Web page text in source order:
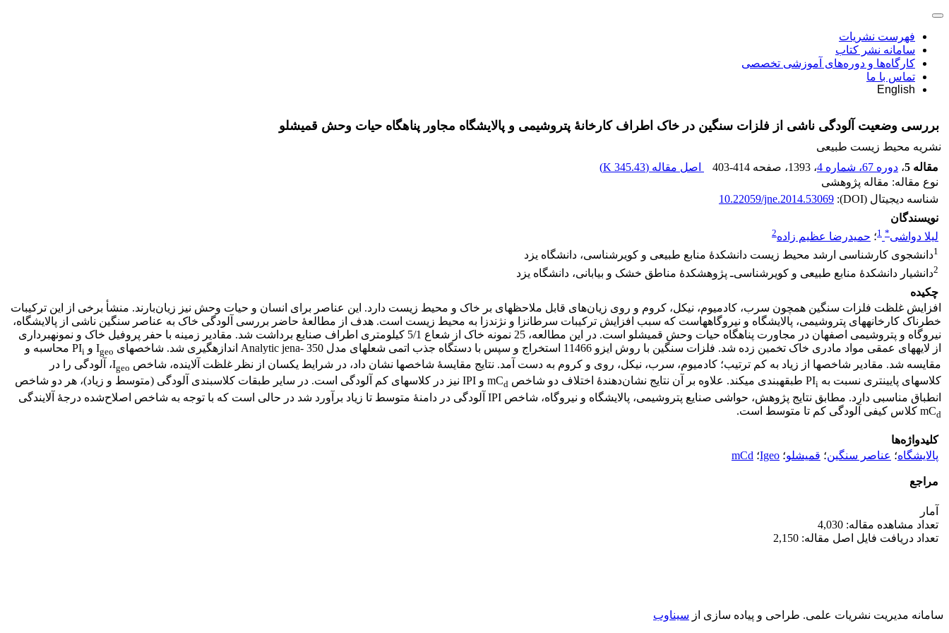
فهرست نشریات
سامانه نشر کتاب
کارگاه‌ها و دوره‌های آموزشی تخصصی
تماس با ما
English
بررسی وضعیت آلودگی ناشی از فلزات سنگین در خاک اطراف کارخانۀ پتروشیمی و پالایشگاه مجاور پناهگاه حیات وحش قمیشلو
نشریه محیط زیست طبیعی
مقاله 5
، دوره 67، شماره 4 ، 1393 ، صفحه 403-414 اصل مقاله (345.43 K
)
نوع مقاله: مقاله پژوهشی
شناسه دیجیتال (DOI):
10.22059/jne.2014.53069
نویسندگان
لیلا دواشی*
1؛ حمیدرضا عظیم زاده2
1دانشجوی کارشناسی ارشد محیط زیست دانشکدۀ منابع طبیعی و کویرشناسی، دانشگاه یزد
2دانشیار دانشکدۀ منابع طبیعی و کویرشناسی‌ـ پژوهشکدۀ مناطق خشک و بیابانی، دانشگاه یزد
چکیده
افزایش غلظت فلزات سنگین همچون سرب، کادمیوم، نیکل، کروم و روی زیان‌های قابل ملاحظه‏ای بر خاک و محیط زیست دارد. این عناصر برای انسان و حیات وحش نیز زیان‌بارند. منشأ برخی از این ترکیبات
خطرناک کارخانه‏های پتروشیمی، پالایشگاه و نیروگاه‏هاست که سبب افزایش ترکیبات سرطان‏زا و نژندزا به محیط زیست است. هدف از مطالعۀ حاضر بررسی آلودگی خاک به عناصر سنگین ناشی از پالایشگاه،
نیروگاه و پتروشیمی اصفهان در مجاورت پناهگاه حیات وحش قمیشلو است. در این مطالعه، 25 نمونه خاک از شعاع 5/1 کیلومتری اطراف صنایع برداشت شد. مقادیر زمینه با حفر پروفیل خاک و نمونه‏‏برداری
از لایه‏های عمقی مواد مادری خاک تخمین زده شد. فلزات سنگین با روش ایزو 11466 استخراج و سپس با دستگاه جذب اتمی شعله‏ای مدل Analytic jena- 350 اندازه‏گیری شد. شاخص‏های I
geo و PI i
محاسبه و
مقایسه شد. مقادیر شاخص‏ها از زیاد به کم ترتیب؛ کادمیوم، سرب، نیکل، روی و کروم به دست آمد. نتایج مقایسۀ شاخص‏ها نشان داد، در شرایط یکسان از نظر غلظت آلاینده، شاخص I geo ، آلودگی را در
کلاس‏های پایین‏تری نسبت به PI i طبقه‏بندی می‏کند. علاوه بر آن نتایج نشان‌دهندۀ اختلاف دو شاخص mC d
و IPI نیز در کلاس‏های کم آلودگی است. در سایر طبقات کلاس‏بندی آلودگی (متوسط و زیاد)، هر دو شاخص
انطباق مناسبی دارد. مطابق نتایج پژوهش، حواشی صنایع پتروشیمی، پالایشگاه و نیروگاه، شاخص IPI آلودگی در دامنۀ متوسط تا زیاد برآورد شد در حالی است که با توجه به شاخص اصلاح‌شده درجۀ آلایندگی
mCd کلاس کیفی آلودگی کم تا متوسط است.‌
کلیدواژه‌ها
پالایشگاه؛ عناصر سنگین؛ قمیشلو؛ Igeo؛ mCd
مراجع
آمار
تعداد مشاهده مقاله: 4,030
تعداد دریافت فایل اصل مقاله: 2,150
سامانه مدیریت نشریات علمی. طراحی و پیاده سازی از سیناوب